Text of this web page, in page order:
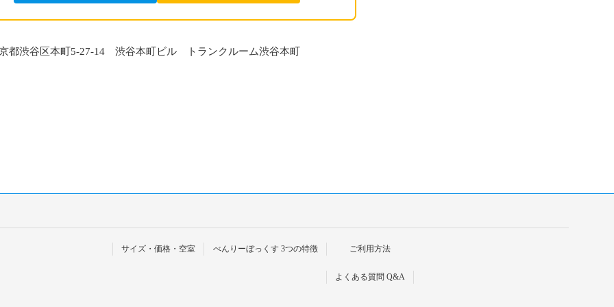
都渋谷区本町5-27-14 渋谷本町ビル トランクルーム渋谷本町
サイズ・価格・空室 べんりーぼっくす 3つの特徴 ご利用方法
よくある質問 Q&A